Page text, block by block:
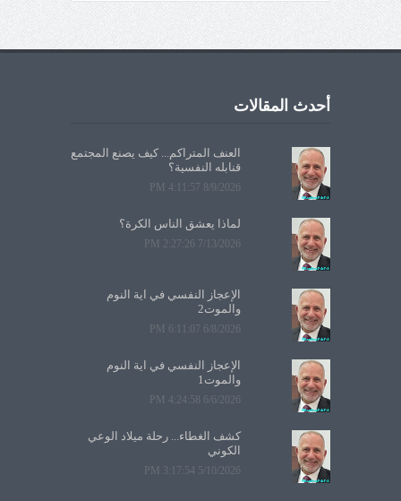
أحدث المقالات
العنف المتراكم... كيف يصنع المجتمع
قنابله النفسية؟
8/9/2026 4:11:57 PM
لماذا يعشق الناس الكرة؟
7/13/2026 2:27:26 PM
الإعجاز النفسي في آية النوم
والموت2
6/8/2026 6:11:07 PM
الإعجاز النفسي في آية النوم
والموت1
6/6/2026 4:24:58 PM
كشف الغطاء... رحلة ميلاد الوعي
الكوني
5/10/2026 3:17:54 PM